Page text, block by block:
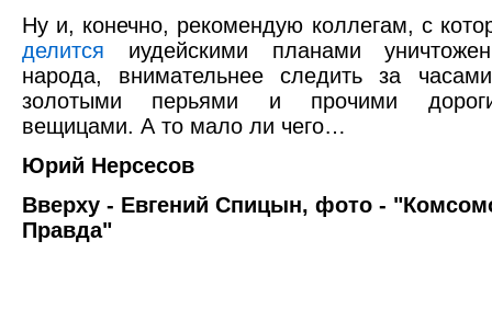
Ну и, конечно, рекомендую коллегам, с
делится иудейскими планами
народа, внимательнее следить за
золотыми перьями и прочими
вещицами. А то мало ли чего…
Юрий Нерсесов
Вверху - Евгений Спицын, фото -
Правда"